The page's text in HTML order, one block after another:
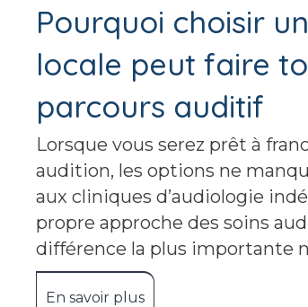
Pourquoi choisir
locale peut faire
parcours auditif
Lorsque vous serez prêt à
audition, les options ne
aux cliniques d’audiologie
propre approche des soins
différence la plus importante
En savoir plus